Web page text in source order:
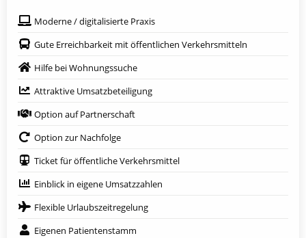
Moderne / digitalisierte Praxis
Gute Erreichbarkeit mit öffentlichen Verkehrsmitteln
Hilfe bei Wohnungssuche
Attraktive Umsatzbeteiligung
Option auf Partnerschaft
Option zur Nachfolge
Ticket für öffentliche Verkehrsmittel
Einblick in eigene Umsatzzahlen
Flexible Urlaubszeitregelung
Eigenen Patientenstamm